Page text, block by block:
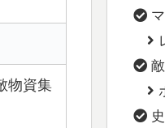
物資集